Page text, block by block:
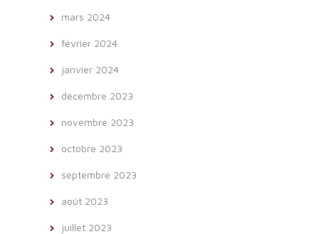
mars 2024
février 2024
janvier 2024
décembre 2023
novembre 2023
octobre 2023
septembre 2023
août 2023
juillet 2023